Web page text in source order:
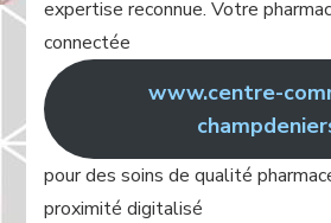
expertise reconnue. Votre
connectée
www.centre-
pour des soins de qualité
proximité digitalisé